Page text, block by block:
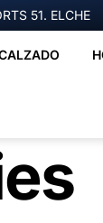
51. ELCHE